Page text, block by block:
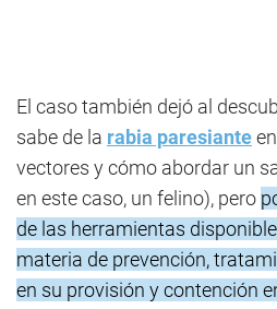
El caso también dejó al
sabe de la rabia paresiante
vectores y cómo abordar un
en este caso, un felino), pero
de las herramientas
materia de prevención,
en su provisión y contención